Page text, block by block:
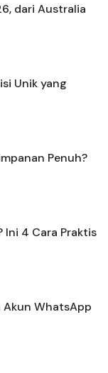
dari Australia
Unik yang
Penuh?
Ini 4 Cara Praktis
Akun WhatsApp